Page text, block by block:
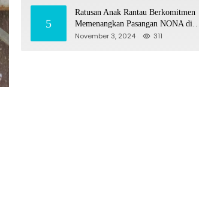
5
Ratusan Anak Rantau Berkomitmen
Memenangkan Pasangan NONA di
Pilkada Tubaba 2024
November 3, 2024 311